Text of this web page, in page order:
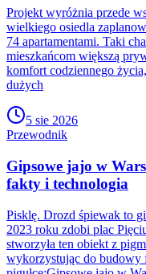
Projekt wyróżnia przede
wielkiego osiedla
74 apartamentami. Taki
mieszkańcom większą
komfort codziennego
dużych
5 sie 2026
Przewodnik
Gipsowe jajo w
fakty i technologia
Pisklę. Drozd śpiewak to
2023 roku zdobi plac
stworzyła ten obiekt z
wykorzystując do budowy